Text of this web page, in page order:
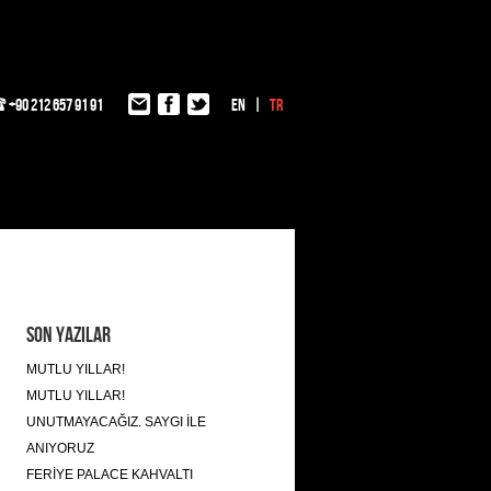
+90 212 657 91 91 EN TR
Son Yazılar
MUTLU YILLAR!
MUTLU YILLAR!
UNUTMAYACAĞIZ. SAYGI İLE
ANIYORUZ
FERİYE PALACE KAHVALTI